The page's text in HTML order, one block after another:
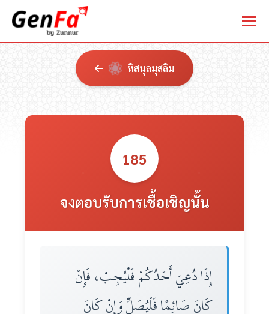
หิสนุลมุสลิม
185
จงตอบรับการเชื้อเชิญนั้น
إِذَا دُعِيَ أَحَدُكُمْ فَلْيُجِبْ، فَإِنْ
كَانَ صَائِمًا فَلْيُصَلِّ وَإِنْ كَانَ